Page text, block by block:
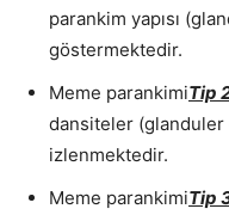
parankim yapısı
göstermektedir.
Meme parankimiTip
dansiteler (glanduler
izlenmektedir.
Meme parankimiTip